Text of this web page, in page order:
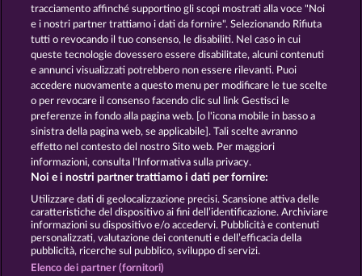
BEAUTIFUL NATURE SIMPLY THE BEST
Termini e condizioni
Informativa sulla privacy Note legali
Società FAQ Facebook
Invia richiesta di recesso
tracciamento affinché supportino gli scopi mostrati alla voce "Noi
e i nostri partner trattiamo i dati da fornire". Selezionando Rifiuta
tutti o revocando il tuo consenso, le disabiliti. Nel caso in cui
queste tecnologie dovessero essere disabilitate, alcuni contenuti
e annunci visualizzati potrebbero non essere rilevanti. Puoi
accedere nuovamente a questo menu per modificare le tue scelte
o per revocare il consenso facendo clic sul link Gestisci le
preferenze in fondo alla pagina web. [o l'icona mobile in basso a
sinistra della pagina web, se applicabile]. Tali scelte avranno
effetto nel contesto del nostro Sito web. Per maggiori
informazioni, consulta l'Informativa sulla privacy.
Noi e i nostri partner trattiamo i dati per fornire:
Utilizzare dati di geolocalizzazione precisi. Scansione attiva delle
caratteristiche del dispositivo ai fini dell’identificazione. Archiviare
informazioni su dispositivo e/o accedervi. Pubblicità e contenuti
personalizzati, valutazione dei contenuti e dell’efficacia della
pubblicità, ricerche sul pubblico, sviluppo di servizi.
Elenco dei partner (fornitori)